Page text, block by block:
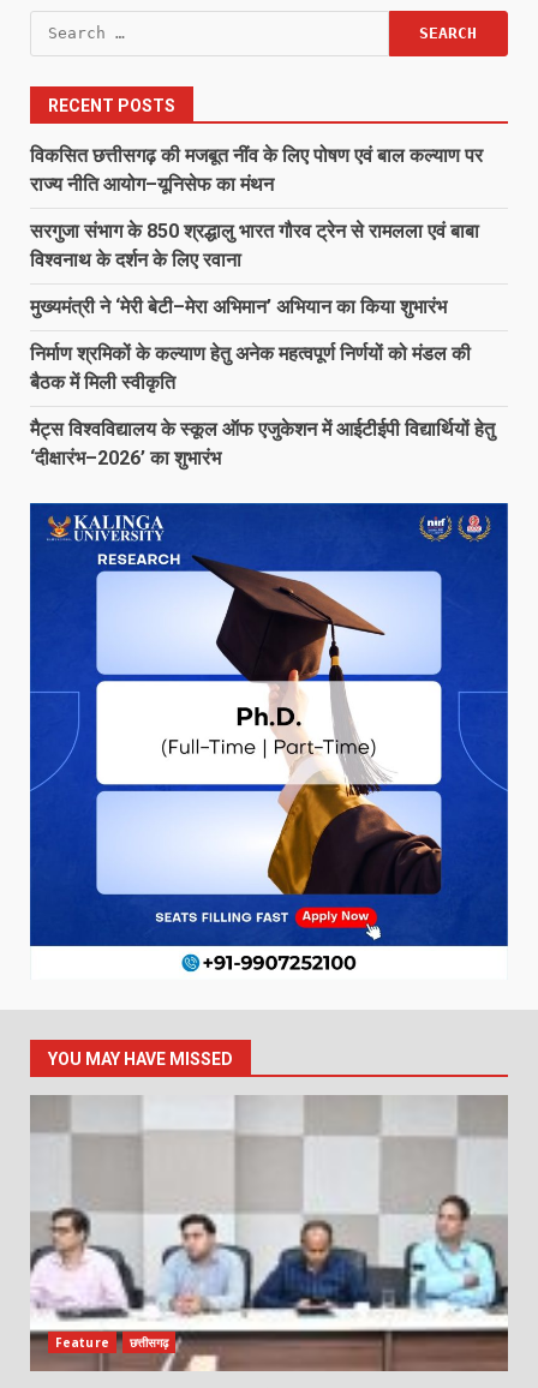
Search
for:
RECENT POSTS
विकसित छत्तीसगढ़ की मजबूत नींव के लिए पोषण एवं बाल कल्याण पर
राज्य नीति आयोग–यूनिसेफ का मंथन
सरगुजा संभाग के 850 श्रद्धालु भारत गौरव ट्रेन से रामलला एवं बाबा
विश्वनाथ के दर्शन के लिए रवाना
मुख्यमंत्री ने ‘मेरी बेटी–मेरा अभिमान’ अभियान का किया शुभारंभ
निर्माण श्रमिकों के कल्याण हेतु अनेक महत्वपूर्ण निर्णयों को मंडल की
बैठक में मिली स्वीकृति
मैट्स विश्वविद्यालय के स्कूल ऑफ एजुकेशन में आईटीईपी विद्यार्थियों हेतु
‘दीक्षारंभ–2026’ का शुभारंभ
YOU MAY HAVE MISSED
Feature छत्तीसगढ़